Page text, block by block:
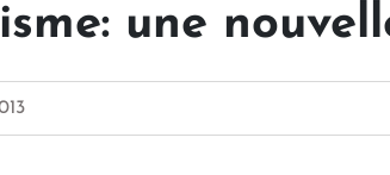
une